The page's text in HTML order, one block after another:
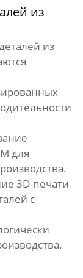
из
из
для
3D-печати
с